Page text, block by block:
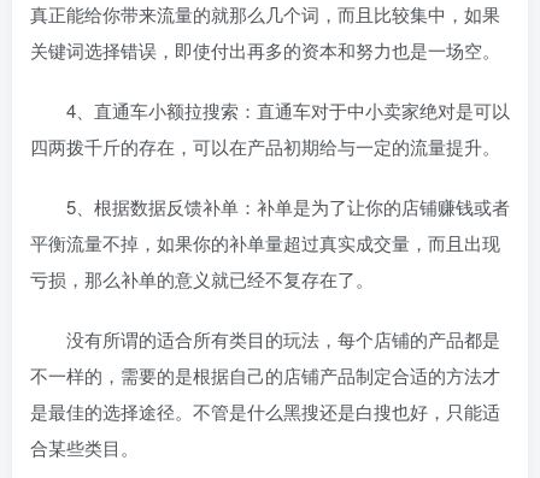
真正能给你带来流量的就那么几个词，而且比较集中，如果
关键词选择错误，即使付出再多的资本和努力也是一场空。
4、直通车小额拉搜索：直通车对于中小卖家绝对是可以
四两拨千斤的存在，可以在产品初期给与一定的流量提升。
5、根据数据反馈补单：补单是为了让你的店铺赚钱或者
平衡流量不掉，如果你的补单量超过真实成交量，而且出现
亏损，那么补单的意义就已经不复存在了。
没有所谓的适合所有类目的玩法，每个店铺的产品都是
不一样的，需要的是根据自己的店铺产品制定合适的方法才
是最佳的选择途径。不管是什么黑搜还是白搜也好，只能适
合某些类目。